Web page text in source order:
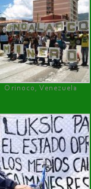
Orinoco, Venezuela